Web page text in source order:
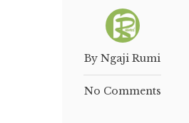
By Ngaji Rumi
No Comments